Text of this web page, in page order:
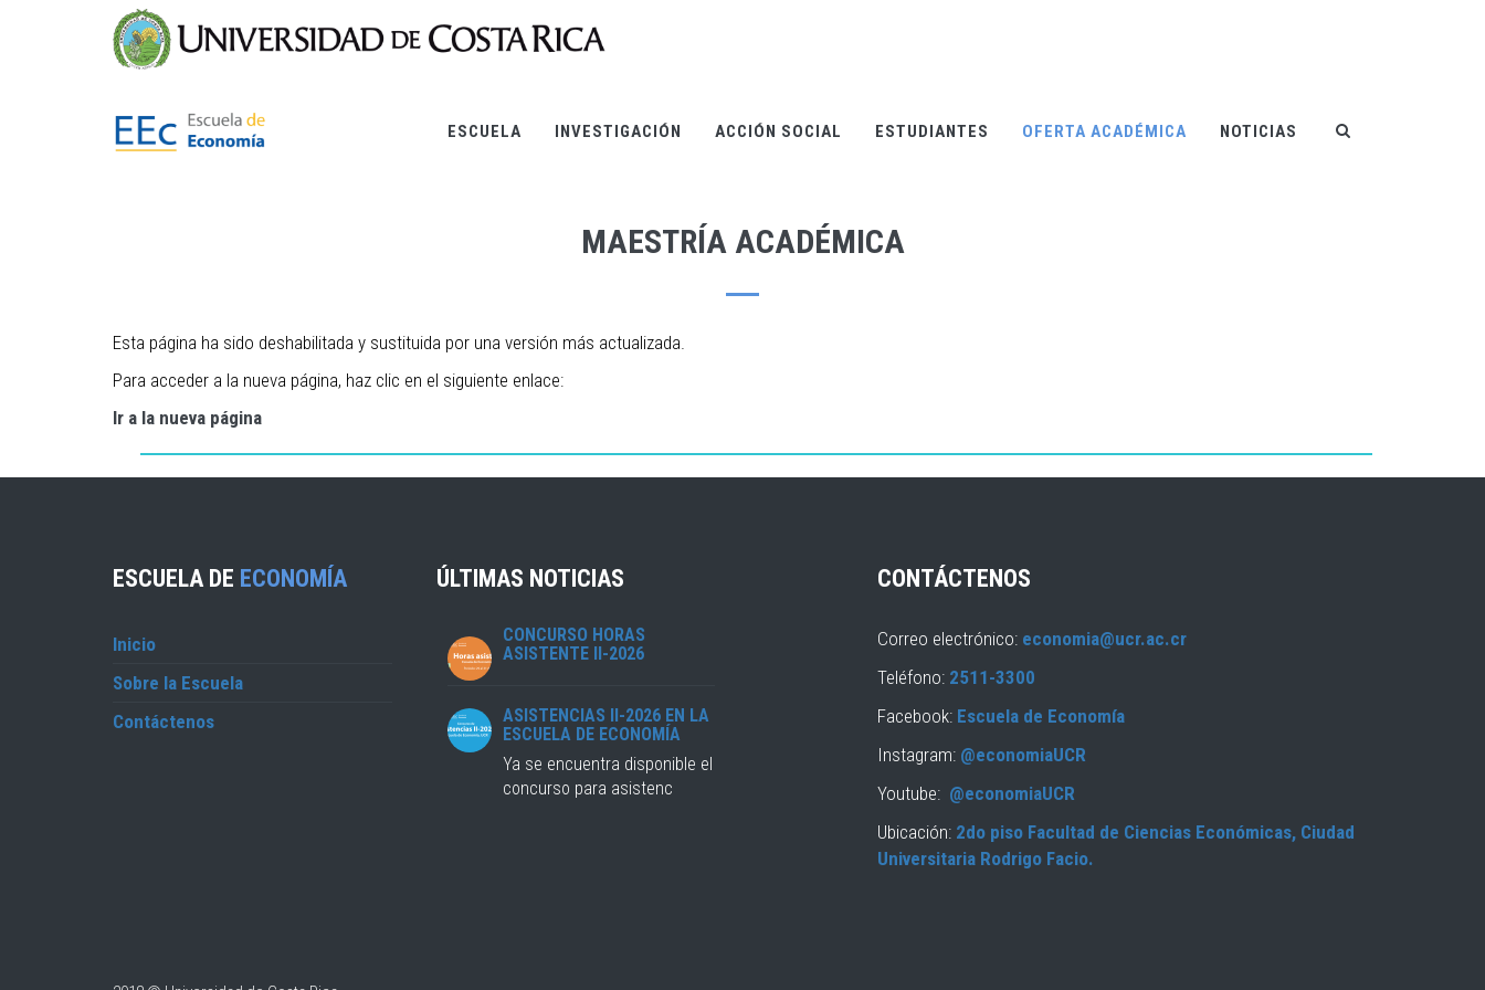
ESCUELA INVESTIGACIÓN ACCIÓN SOCIAL ESTUDIANTES OFERTA ACADÉMICA NOTICIAS
MAESTRÍA ACADÉMICA
Esta página ha sido deshabilitada y sustituida por una versión más actualizada.
Para acceder a la nueva página, haz clic en el siguiente enlace:
Ir a la nueva página
ESCUELA DE ECONOMÍA
Inicio
Sobre la Escuela
Contáctenos
ÚLTIMAS NOTICIAS
CONCURSO HORAS
ASISTENTE II-2026
ASISTENCIAS II-2026 EN LA
ESCUELA DE ECONOMÍA
Ya se encuentra disponible el
concurso para asistenc
CONTÁCTENOS
Correo electrónico: economia@ucr.ac.cr
Teléfono: 2511-3300
Facebook: Escuela de Economía
Instagram: @economiaUCR
Youtube: @economiaUCR
Ubicación: 2do piso Facultad de Ciencias Económicas, Ciudad
Universitaria Rodrigo Facio.